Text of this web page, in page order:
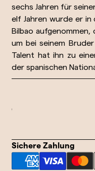
sechs Jahren für
elf Jahren wurde er in
Bilbao
um bei seinem
Talent hat ihn zu
der spanischen
Sichere Zahlung